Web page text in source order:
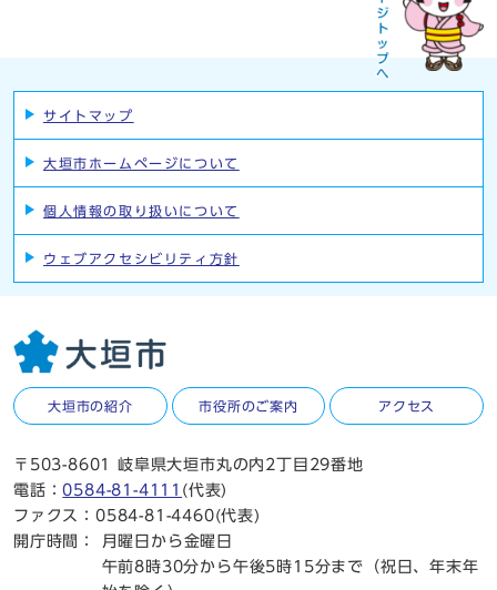
サイトマップ
大垣市ホームページについて
個人情報の取り扱いについて
ウェブアクセシビリティ方針
大垣市の紹介 市役所のご案内 アクセス
〒503-8601 岐阜県大垣市丸の内2丁目29番地
電話：0584-81-4111 (代表)
ファクス：0584-81-4460(代表)
開庁時間：
月曜日から金曜日
午前8時30分から午後5時15分まで（祝日、年末年